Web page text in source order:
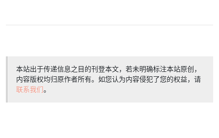
本站出于传递信息之目的刊登本文，若未明确标注本站原创，
内容版权均归原作者所有。如您认为内容侵犯了您的权益，请
联系我们。